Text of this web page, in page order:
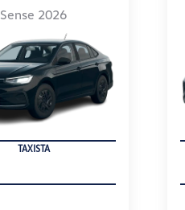
Sense 2026
TAXISTA